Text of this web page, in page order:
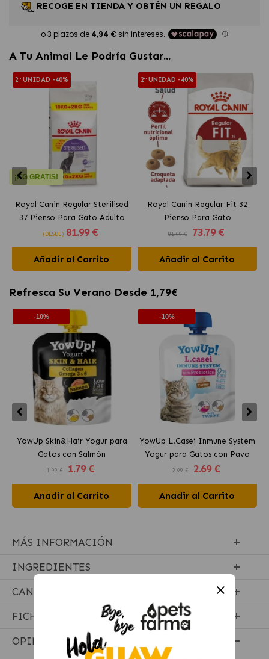
RECOGE EN TIENDA Y OBTÉN UN REGALO
A Tu Animal Le Podría Gustar...
2ª UNIDAD -40%
¡KG GRATIS!
Royal Canin Regular Sterilised
37 Pienso Para Gato Adulto
Esterilizado
(DESDE) 81.99 €
Añadir al Carrito
2ª UNIDAD -40%
Royal Canin Regular Fit 32
Pienso Para Gato
81.99 € 73.79 €
Añadir al Carrito
Refresca Su Verano Desde 1,79€
-10%
YowUp Skin&Hair Yogur para
Gatos con Salmón
1.99 € 1.79 €
Añadir al Carrito
-10%
YowUp L.Casei Inmune System
Yogur para Gatos con Pavo
2.99 € 2.69 €
Añadir al Carrito
MÁS INFORMACIÓN
INGREDIENTES
CANTIDADES RECOMENDADAS
FICHA TÉCNICA
OPINIONES